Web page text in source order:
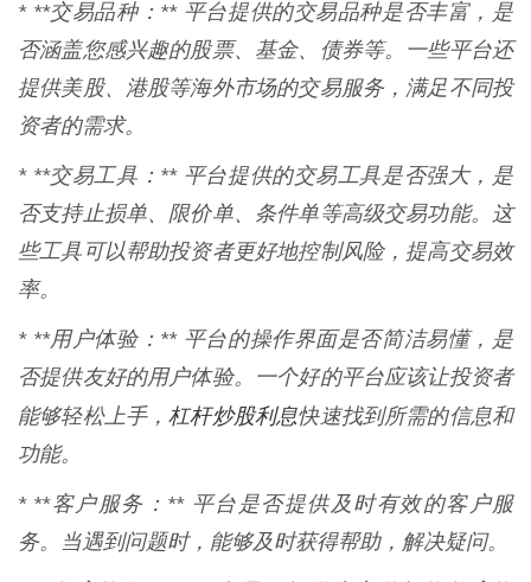
* **交易品种：** 平台提供的交易品种是否丰富，是
否涵盖您感兴趣的股票、基金、债券等。一些平台还
提供美股、港股等海外市场的交易服务，满足不同投
资者的需求。
* **交易工具：** 平台提供的交易工具是否强大，是
否支持止损单、限价单、条件单等高级交易功能。这
些工具可以帮助投资者更好地控制风险，提高交易效
率。
* **用户体验：** 平台的操作界面是否简洁易懂，是
否提供友好的用户体验。一个好的平台应该让投资者
能够轻松上手，杠杆炒股利息快速找到所需的信息和
功能。
* **客户服务：** 平台是否提供及时有效的客户服
务。当遇到问题时，能够及时获得帮助，解决疑问。